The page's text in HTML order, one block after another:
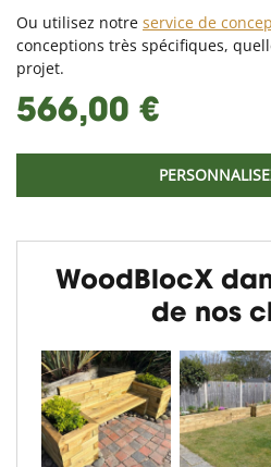
Ou utilisez notre service de
conceptions très spécifiques,
projet.
566,00 €
WoodBlocX
de nos